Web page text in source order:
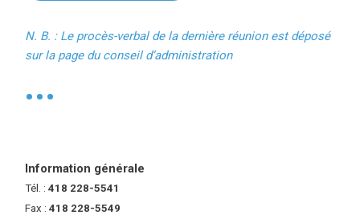
N. B. : Le procès-verbal de la dernière réunion est déposé
sur la page du conseil d’administration(ce lien ouvre dans
•
Information générale
Tél. :418 228-5541
Fax :418 228-5549